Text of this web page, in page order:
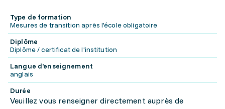
Type de formation
Mesures de transition après l'école obligatoire
Diplôme
Diplôme / certificat de l'institution
Langue d'enseignement
anglais
Durée
Veuillez vous renseigner directement auprès de